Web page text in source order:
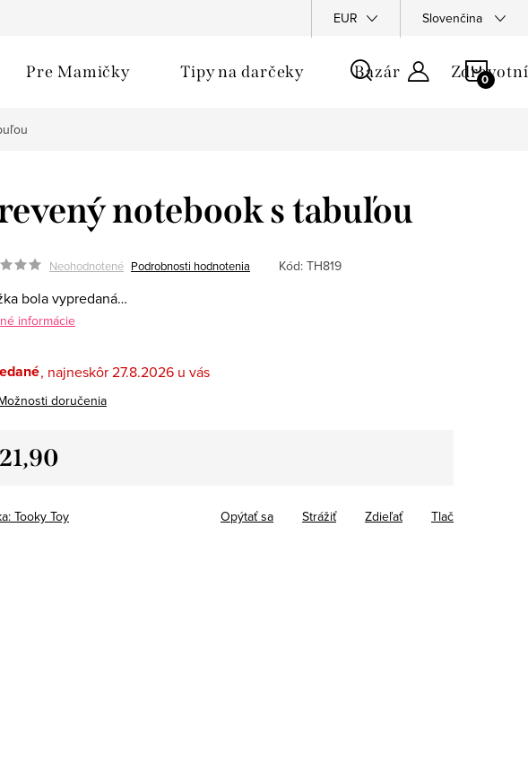
EUR Slovenčina
Pre Mamičky Tipy na darčeky Bazár
notebook s tabuľou
Neohodnotené Podrobnosti hodnotenia Kód: TH819
bola vypredaná…
informácie
27.8.2026
doručenia
Tooky Toy Tlač
Opýtať sa Strážiť Zdieľať